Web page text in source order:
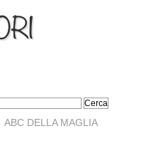
ABC DELLA MAGLIA